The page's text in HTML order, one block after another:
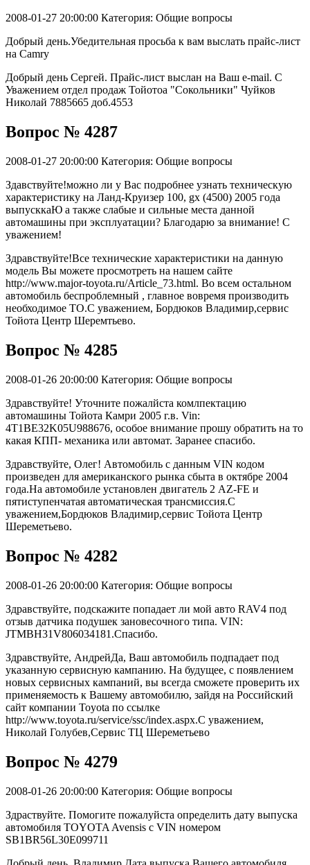
2008-01-27 20:00:00 Категория: Общие вопросы
Добрый день.Убедительная просьба к вам выслать прайс-лист
на Camry
Добрый день Сергей. Прайс-лист выслан на Ваш e-mail. С
Уважением отдел продаж Тойотоа "Сокольники" Чуйков
Николай 7885665 доб.4553
Вопрос № 4287
2008-01-27 20:00:00 Категория: Общие вопросы
Здавствуйте!можно ли у Вас подробнее узнать техническую
характеристику на Ланд-Круизер 100, gx (4500) 2005 года
выпусккаЮ а также слабые и сильные места данной
автомашины при эксплуатации? Благодарю за внимание! С
уважением!
Здравствуйте!Все технические характеристики на данную
модель Вы можете просмотреть на нашем сайте
http://www.major-toyota.ru/Article_73.html. Во всем остальном
автомобиль беспроблемный , главное вовремя производить
необходимое ТО.С уважением, Бордюков Владимир,сервис
Тойота Центр Шеремтьево.
Вопрос № 4285
2008-01-26 20:00:00 Категория: Общие вопросы
Здравствуйте! Уточните пожалйста комлпектацию
автомашины Тойота Камри 2005 г.в. Vin:
4T1BE32K05U988676, особое внимание прошу обратить на то
какая КПП- механика или автомат. Заранее спасибо.
Здравствуйте, Олег! Автомобиль с данным VIN кодом
произведен для американского рынка сбыта в октябре 2004
года.На автомобиле установлен двигатель 2 AZ-FE и
пятиступенчатая автоматическая трансмиссия.С
уважением,Бордюков Владимир,сервис Тойота Центр
Шереметьево.
Вопрос № 4282
2008-01-26 20:00:00 Категория: Общие вопросы
Здравствуйте, подскажите попадает ли мой авто RAV4 под
отзыв датчика подушек зановесочного типа. VIN:
JTMBH31V806034181.Спасибо.
Здравствуйте, АндрейДа, Ваш автомобиль подпадает под
указанную сервисную кампанию. На будущее, с появлением
новых сервисных кампаний, вы всегда сможете проверить их
применяемость к Вашему автомобилю, зайдя на Российский
сайт компании Toyota по ссылке
http://www.toyota.ru/service/ssc/index.aspx.С уважением,
Николай Голубев,Сервис ТЦ Шереметьево
Вопрос № 4279
2008-01-26 20:00:00 Категория: Общие вопросы
Здраствуйте. Помогите пожалуйста определить дату выпуска
автомобиля TOYOTA Avensis с VIN номером
SB1BR56L30E099711